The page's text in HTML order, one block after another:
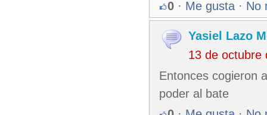
0 · Me gusta · No
Yasiel Lazo
13 de octubre
Entonces cogieron
poder al bate